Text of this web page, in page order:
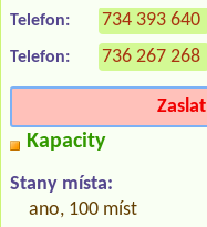
Telefon: 734 393 640
Telefon: 736 267 268
Kapacity
Stany místa:
ano, 100 míst